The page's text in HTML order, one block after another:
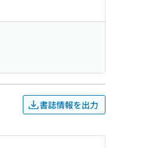
書誌情報を出力